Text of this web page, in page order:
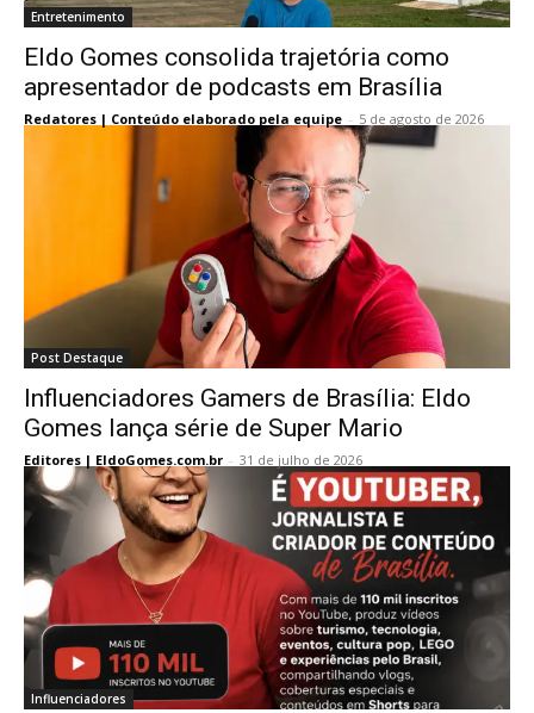
Entretenimento
Eldo Gomes consolida trajetória como
apresentador de podcasts em Brasília
Redatores | Conteúdo elaborado pela equipe - 5 de agosto de 2026
Post Destaque
Influenciadores Gamers de Brasília: Eldo
Gomes lança série de Super Mario
Editores | EldoGomes.com.br - 31 de julho de 2026
Influenciadores